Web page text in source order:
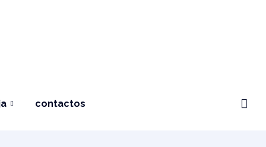
contactos